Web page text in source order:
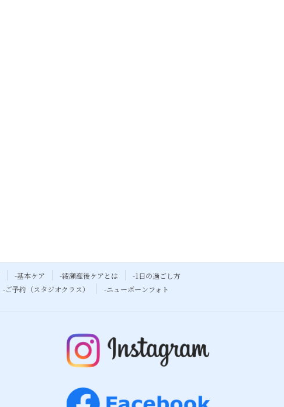
-基本ケア -綾瀬産後ケアとは
-1日の過ごし方
-ご予約（スタジオクラス）
-ニューボーンフォト